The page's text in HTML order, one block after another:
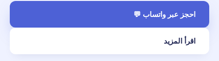
احجز عبر واتساب 💬
اقرأ المزيد